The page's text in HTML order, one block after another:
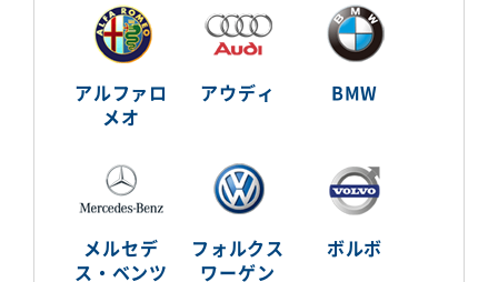
アルファロ
メオ
アウディ BMW
メルセデ
ス・ベンツ
フォルクス
ワーゲン
ボルボ